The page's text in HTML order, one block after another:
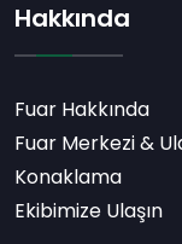
Hakkında
Fuar Hakkında
Fuar Merkezi &
Konaklama
Ekibimize Ulaşın